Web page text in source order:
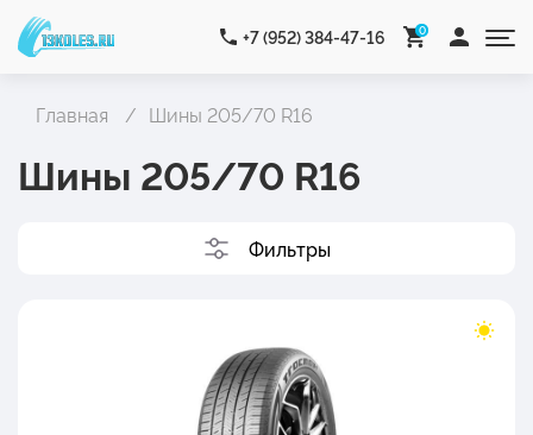
+7 (952) 384-47-16 0
Главная Шины 205/70 R16
Шины 205/70 R16
Фильтры